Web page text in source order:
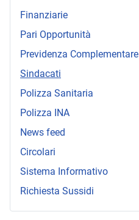
Finanziarie
Pari Opportunità
Previdenza Complementare
Sindacati
Polizza Sanitaria
Polizza INA
News feed
Circolari
Sistema Informativo
Richiesta Sussidi